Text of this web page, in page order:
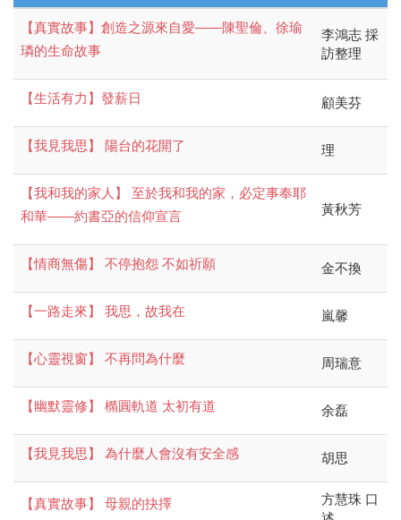
【真實故事】創造之源來自愛——陳聖倫、徐瑜
璘的生命故事
李鴻志 採
訪整理
【生活有力】發薪日 顧美芬
【我見我思】 陽台的花開了 理
【我和我的家人】 至於我和我的家，必定事奉耶
和華——約書亞的信仰宣言
黃秋芳
【情商無傷】 不停抱怨 不如祈願 金不換
【一路走來】 我思，故我在 嵐馨
【心靈視窗】 不再問為什麼 周瑞意
【幽默靈修】 橢圓軌道 太初有道 余磊
【我見我思】 為什麼人會沒有安全感 胡思
【真實故事】 母親的抉擇
方慧珠 口